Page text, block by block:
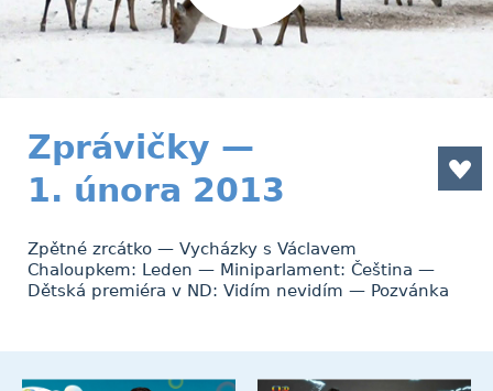
Zprávičky —
1. února 2013
Zpětné zrcátko — Vycházky s Václavem
Chaloupkem: Leden — Miniparlament: Čeština —
Dětská premiéra v ND: Vidím nevidím — Pozvánka